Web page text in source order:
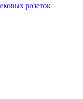
розеток